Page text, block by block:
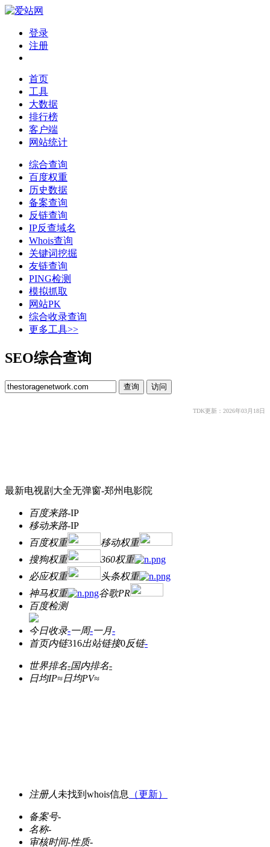
登录
注册
首页
工具
大数据
排行榜
客户端
网站统计
综合查询
百度权重
历史数据
备案查询
反链查询
IP反查域名
Whois查询
关键词挖掘
友链查询
PING检测
模拟抓取
网站PK
综合收录查询
更多工具>>
SEO综合查询
TDK更新：2026年03月18日
最新电视剧大全无弹窗-郑州电影院
百度来路-IP
移动来路-IP
百度权重
移动权重
搜狗权重
360权重
必应权重
头条权重
神马权重
谷歌PR
百度检测
今日收录-一周-一月-
首页内链316出站链接0反链-
世界排名-国内排名-
日均IP≈日均PV≈
注册人 未找到whois信息 （更新）
备案号-
名称-
审核时间-性质-